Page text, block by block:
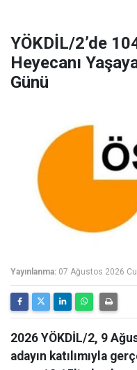
YÖKDİL/2’de
Heyecanı
Günü
Yayınlanma: 07 Ağustos 2026
2026 YÖKDİL/2, 9
adayın katılımıyla